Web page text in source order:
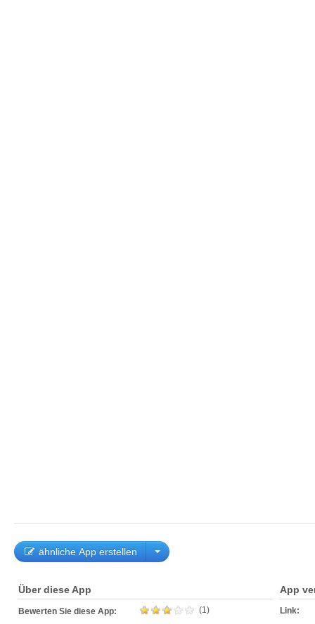
ähnliche App erstellen
Über diese App
Bewerten Sie diese App: (1)
App
Link: